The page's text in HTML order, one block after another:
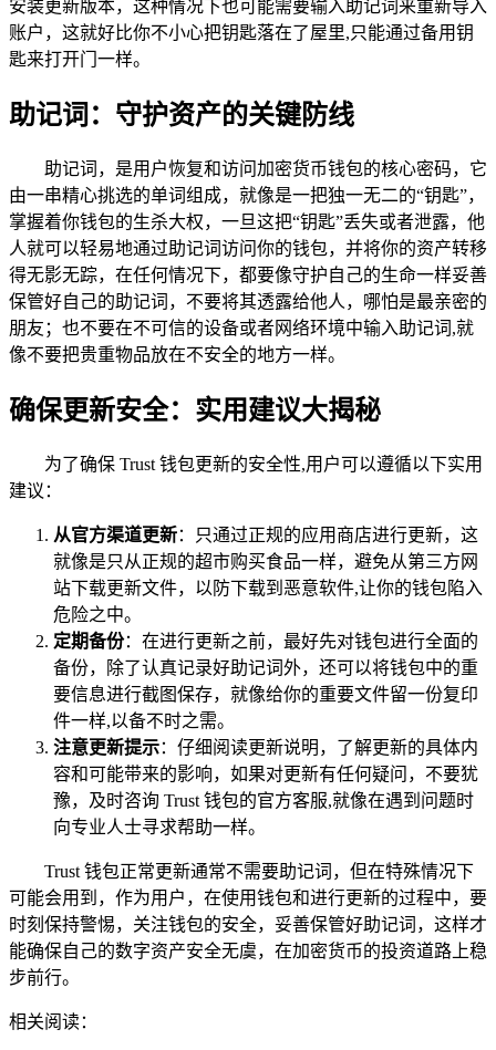
安装更新版本，这种情况下也可能需要输入助记词来重新导入
账户，这就好比你不小心把钥匙落在了屋里,只能通过备用钥
匙来打开门一样。
助记词：守护资产的关键防线
助记词，是用户恢复和访问加密货币钱包的核心密码，它
由一串精心挑选的单词组成，就像是一把独一无二的“钥匙”，
掌握着你钱包的生杀大权，一旦这把“钥匙”丢失或者泄露，他
人就可以轻易地通过助记词访问你的钱包，并将你的资产转移
得无影无踪，在任何情况下，都要像守护自己的生命一样妥善
保管好自己的助记词，不要将其透露给他人，哪怕是最亲密的
朋友；也不要在不可信的设备或者网络环境中输入助记词,就
像不要把贵重物品放在不安全的地方一样。
确保更新安全：实用建议大揭秘
为了确保 Trust 钱包更新的安全性,用户可以遵循以下实用
建议：
从官方渠道更新：只通过正规的应用商店进行更新，这
就像是只从正规的超市购买食品一样，避免从第三方网
站下载更新文件，以防下载到恶意软件,让你的钱包陷入
危险之中。
定期备份：在进行更新之前，最好先对钱包进行全面的
备份，除了认真记录好助记词外，还可以将钱包中的重
要信息进行截图保存，就像给你的重要文件留一份复印
件一样,以备不时之需。
注意更新提示：仔细阅读更新说明，了解更新的具体内
容和可能带来的影响，如果对更新有任何疑问，不要犹
豫，及时咨询 Trust 钱包的官方客服,就像在遇到问题时
向专业人士寻求帮助一样。
Trust 钱包正常更新通常不需要助记词，但在特殊情况下
可能会用到，作为用户，在使用钱包和进行更新的过程中，要
时刻保持警惕，关注钱包的安全，妥善保管好助记词，这样才
能确保自己的数字资产安全无虞，在加密货币的投资道路上稳
步前行。
相关阅读：